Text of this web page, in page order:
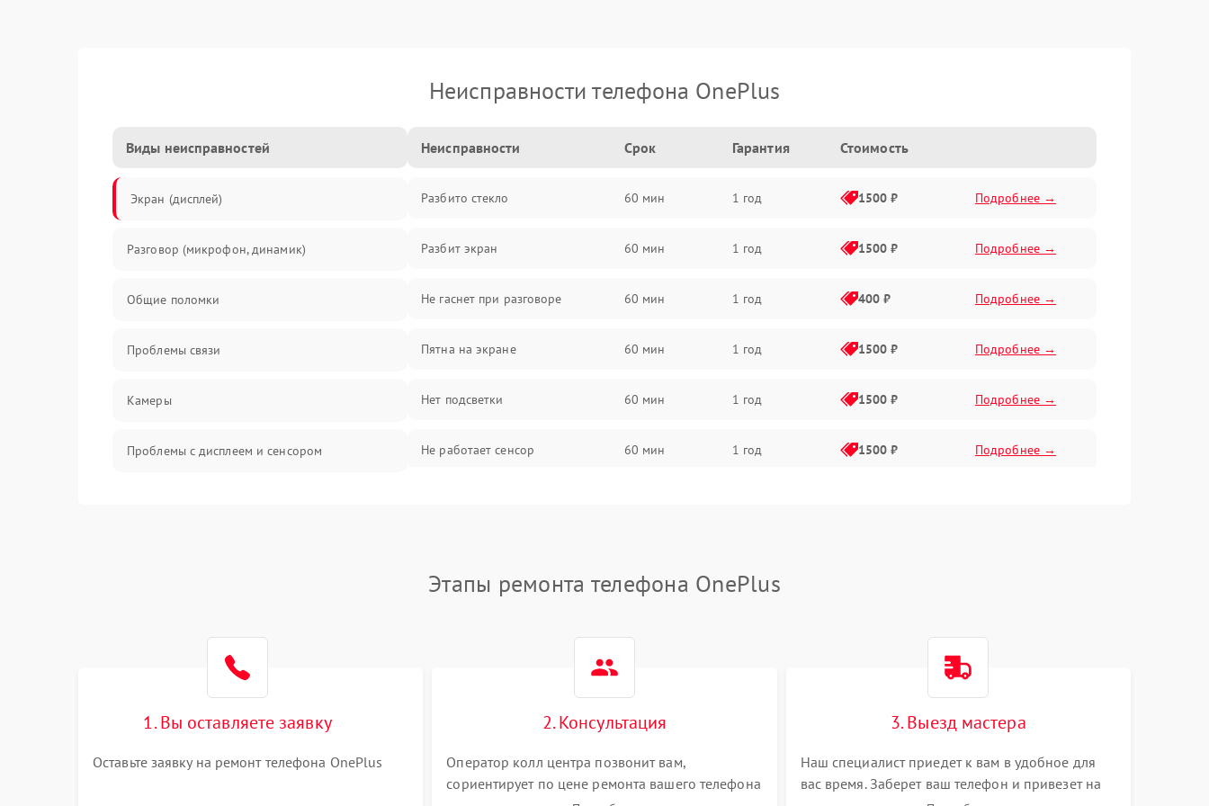
Неисправности телефона OnePlus
Виды неисправностей
Экран (дисплей)
Разговор (микрофон, динамик)
Общие поломки
Проблемы связи
Камеры
Проблемы с дисплеем и сенсором
Неисправности Срок Гарантия Стоимость
Разбито стекло 60 мин 1 год 1500 ₽ Подробнее →
Разбит экран 60 мин 1 год 1500 ₽ Подробнее →
Не гаснет при разговоре 60 мин 1 год 400 ₽ Подробнее →
Пятна на экране 60 мин 1 год 1500 ₽ Подробнее →
Нет подсветки 60 мин 1 год 1500 ₽ Подробнее →
Не работает сенсор 60 мин 1 год 1500 ₽ Подробнее →
Не работает Face ID 60 мин
Этапы ремонта телефона OnePlus
1. Вы оставляете заявку
Оставьте заявку на ремонт телефона OnePlus
2. Консультация
Оператор колл центра позвонит вам,
сориентирует по цене ремонта вашего телефона
3. Выезд мастера
Наш специалист приедет к вам в удобное для
вас время. Заберет ваш телефон и привезет на